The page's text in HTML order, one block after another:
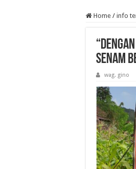
Home / info
Senam
wag. gino